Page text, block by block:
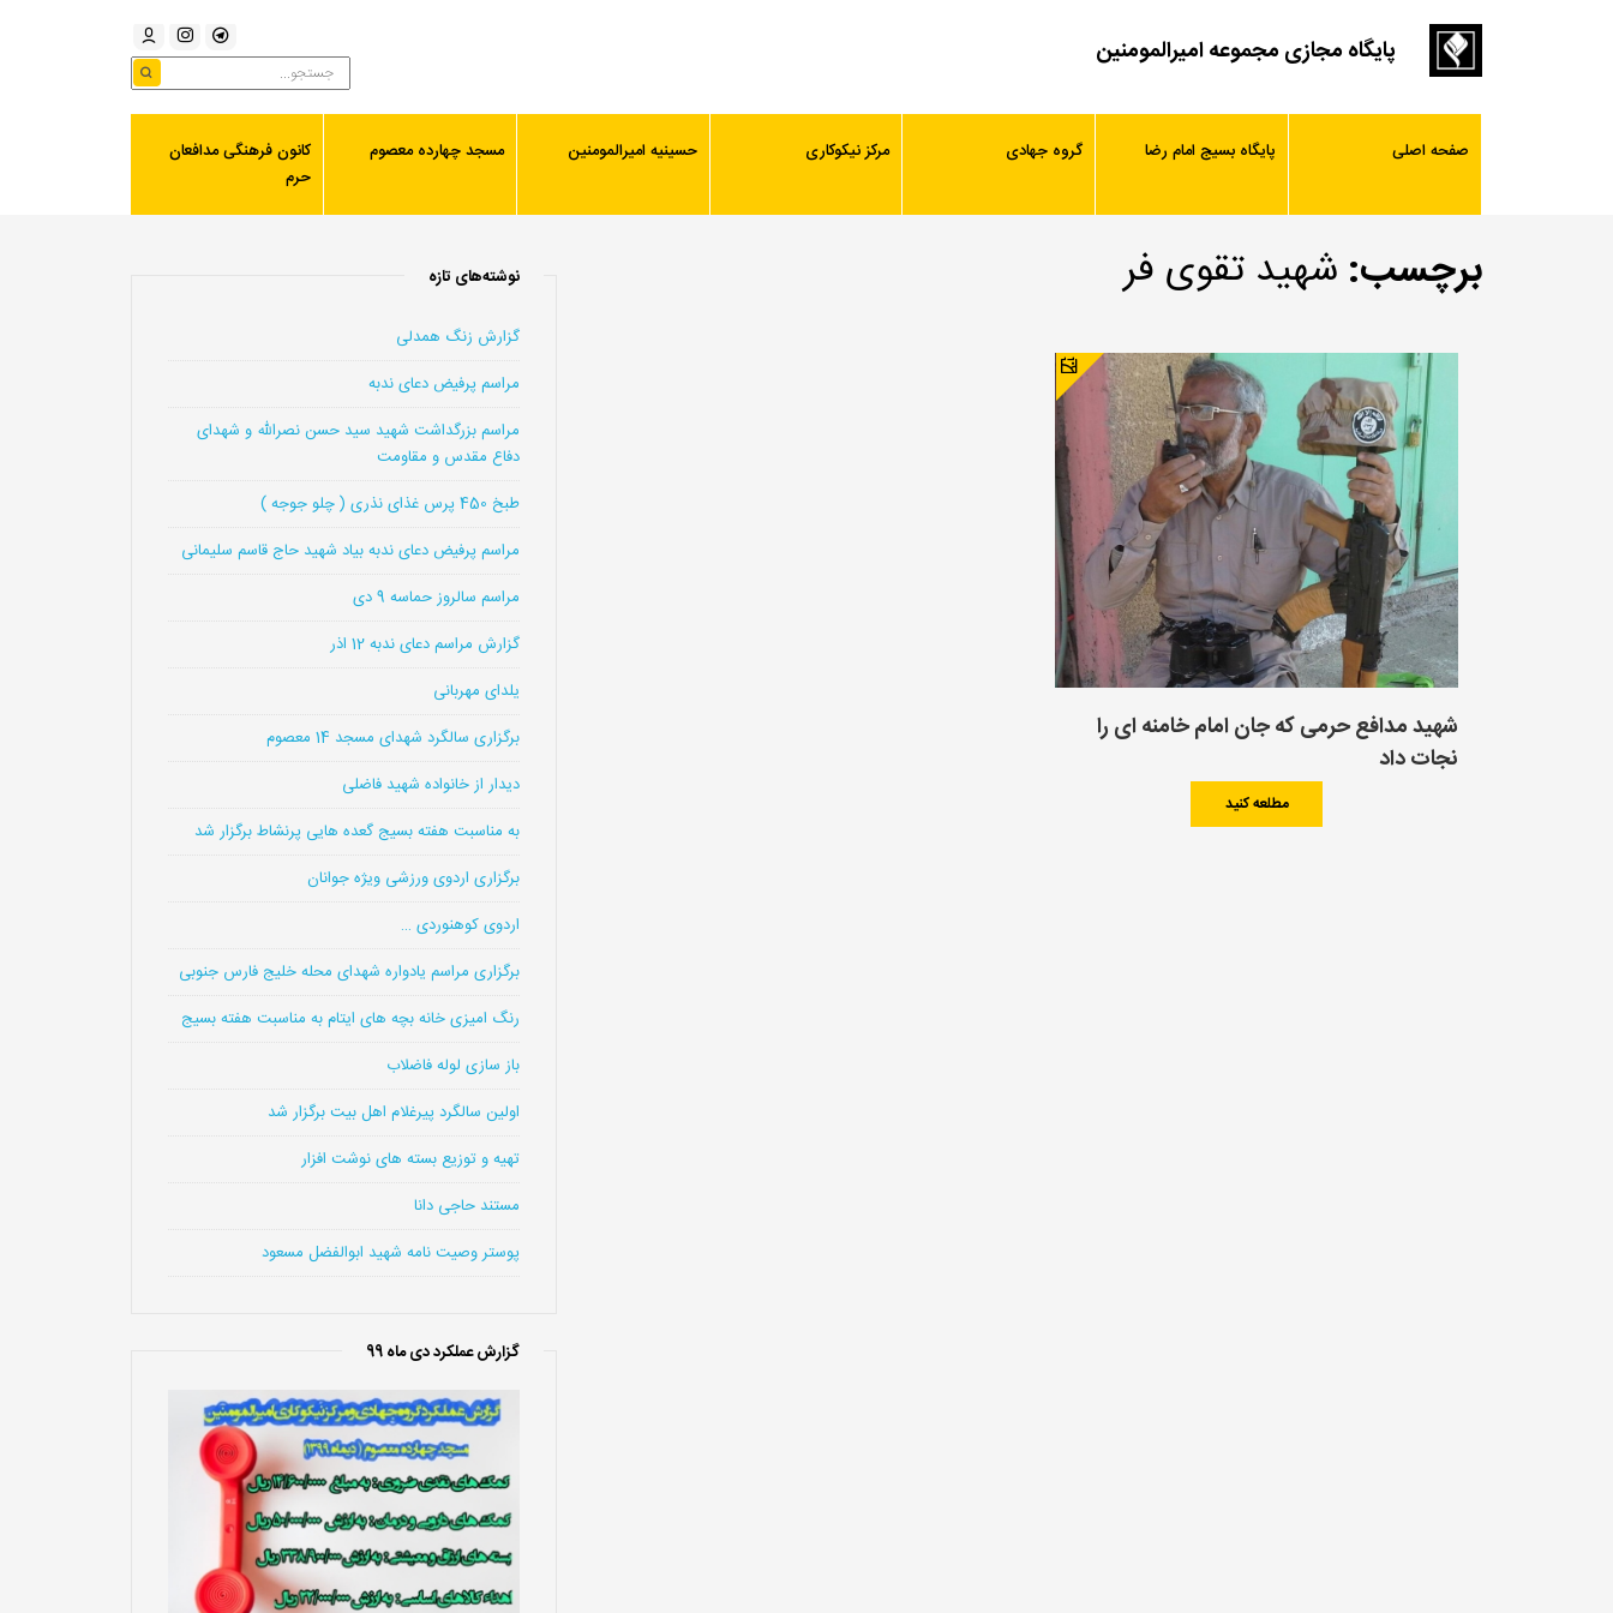
پایگاه مجازی مجموعه امیرالمومنین
صفحه اصلی پایگاه بسیج امام رضا گروه جهادی مرکز نیکوکاری حسینیه امیرالمومنین مسجد چهارده معصوم
کانون فرهنگی مدافعان
حرم
برچسب: شهید تقوی فر
شهید مدافع حرمی که جان امام خامنه ای را
نجات داد
مطلعه کنید
نوشته‌های تازه
گزارش زنگ همدلی
مراسم پرفیض دعای ندبه
مراسم بزرگداشت شهید سید حسن نصرالله و شهدای
دفاع مقدس و مقاومت
طبخ 450 پرس غذای نذری ( چلو جوجه )
مراسم پرفیض دعای ندبه بیاد شهید حاج قاسم سلیمانی
مراسم سالروز حماسه 9 دی
گزارش مراسم دعای ندبه 12 اذر
یلدای مهربانی
برگزاری سالگرد شهدای مسجد 14 معصوم
دیدار از خانواده شهید فاضلی
به مناسبت هفته بسیج گعده هایی پرنشاط برگزار شد
برگزاری اردوی ورزشی ویژه جوانان
اردوی کوهنوردی …
برگزاری مراسم یادواره شهدای محله خلیج فارس جنوبی
رنگ امیزی خانه بچه های ایتام به مناسبت هفته بسیج
باز سازی لوله فاضلاب
اولین سالگرد پیرغلام اهل بیت برگزار شد
تهیه و توزیع بسته های نوشت افزار
مستند حاجی دانا
پوستر وصیت نامه شهید ابوالفضل مسعود
گزارش عملکرد دی ماه 99